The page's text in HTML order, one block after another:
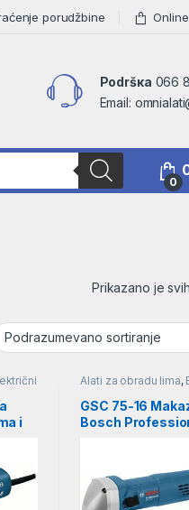
porudžbine
Podršкa 066
Email:
0
Prikazano je
i
Alati za obradu lima,
GSC 75-16
Bosch